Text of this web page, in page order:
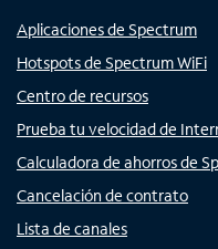
Aplicaciones de Spectrum
Hotspots de Spectrum WiFi
Centro de recursos
Prueba tu velocidad de
Calculadora de ahorros de
Cancelación de contrato
Lista de canales